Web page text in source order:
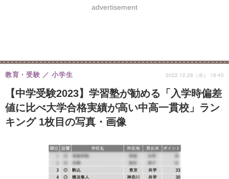
8月開催学校説明会・相談会
advertisement
【中学受験2023】学習塾が勧める「入学時偏差
値に比べ大学合格実績が高い中高一貫校」ラン
キング 1枚目の写真・画像
教育・受験 小学生 2022.12.28（水） 18:45